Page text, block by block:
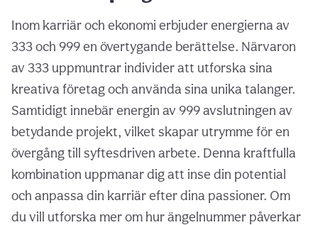
Inom karriär och ekonomi erbjuder energierna av
333 och 999 en övertygande berättelse. Närvaron
av 333 uppmuntrar individer att utforska sina
kreativa företag och använda sina unika talanger.
Samtidigt innebär energin av 999 avslutningen av
betydande projekt, vilket skapar utrymme för en
övergång till syftesdriven arbete. Denna kraftfulla
kombination uppmanar dig att inse din potential
och anpassa din karriär efter dina passioner. Om
du vill utforska mer om hur ängelnummer påverkar